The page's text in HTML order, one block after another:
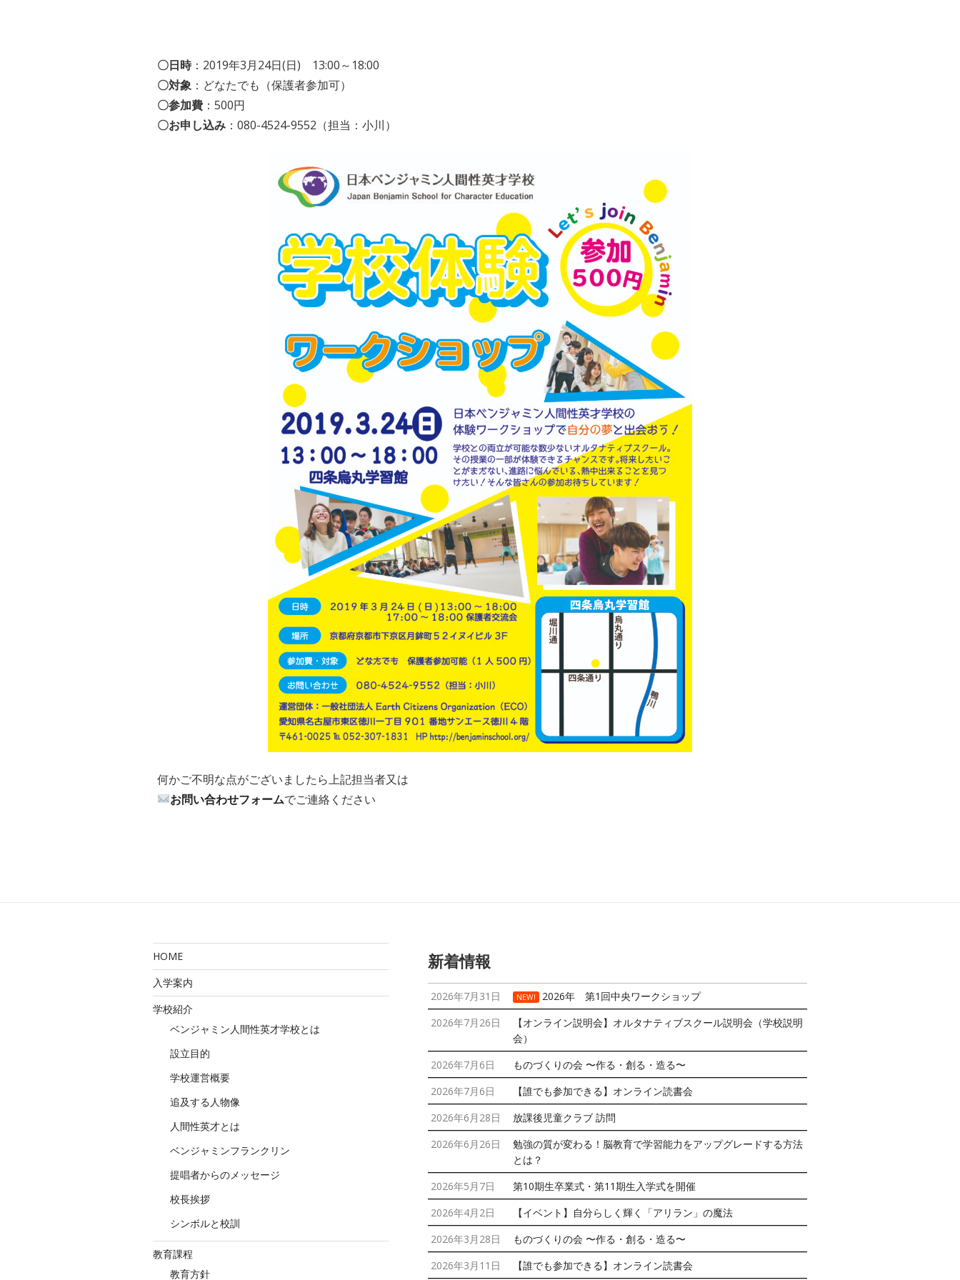
〇日時：2019年3月24日(日) 13:00～18:00
〇対象 ：どなたでも（保護者参加可）
〇参加費 ：500円
〇お申し込み ：080-4524-9552（担当：小川）
何かご不明な点がございましたら上記担当者又は
お問い合わせフォームでご連絡ください
HOME
入学案内
学校紹介
ベンジャミン人間性英才学校とは
設立目的
学校運営概要
追及する人物像
人間性英才とは
ベンジャミンフランクリン
提唱者からのメッセージ
校長挨拶
シンボルと校訓
教育課程
教育方針
新着情報
2026年7月31日 NEW!
2026年 第1回中央ワークショップ
2026年7月26日
【オンライン説明会】オルタナティブスクール説明会（学校説明
会）
2026年7月6日
ものづくりの会 〜作る・創る・造る〜
2026年7月6日
【誰でも参加できる】オンライン読書会
2026年6月28日
放課後児童クラブ 訪問
2026年6月26日
勉強の質が変わる！脳教育で学習能力をアップグレードする方法
とは？
2026年5月7日
第10期生卒業式・第11期生入学式を開催
2026年4月2日
【イベント】自分らしく輝く「アリラン」の魔法
2026年3月28日
ものづくりの会 〜作る・創る・造る〜
2026年3月11日
【誰でも参加できる】オンライン読書会